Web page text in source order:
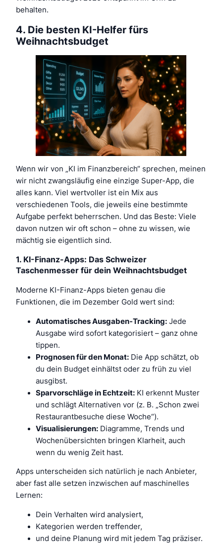
behalten.
4. Die besten KI-Helfer fürs
Weihnachtsbudget
Wenn wir von „KI im Finanzbereich“ sprechen, meinen
wir nicht zwangsläufig eine einzige Super-App, die
alles kann. Viel wertvoller ist ein Mix aus
verschiedenen Tools, die jeweils eine bestimmte
Aufgabe perfekt beherrschen. Und das Beste: Viele
davon nutzen wir oft schon – ohne zu wissen, wie
mächtig sie eigentlich sind.
1. KI-Finanz-Apps: Das Schweizer
Taschenmesser für dein Weihnachtsbudget
Moderne KI-Finanz-Apps bieten genau die
Funktionen, die im Dezember Gold wert sind:
Automatisches Ausgaben-Tracking: Jede
Ausgabe wird sofort kategorisiert – ganz ohne
tippen.
Prognosen für den Monat: Die App schätzt, ob
du dein Budget einhältst oder zu früh zu viel
ausgibst.
Sparvorschläge in Echtzeit: KI erkennt Muster
und schlägt Alternativen vor (z. B. „Schon zwei
Restaurantbesuche diese Woche“).
Visualisierungen: Diagramme, Trends und
Wochenübersichten bringen Klarheit, auch
wenn du wenig Zeit hast.
Apps unterscheiden sich natürlich je nach Anbieter,
aber fast alle setzen inzwischen auf maschinelles
Lernen:
Dein Verhalten wird analysiert,
Kategorien werden treffender,
und deine Planung wird mit jedem Tag präziser.